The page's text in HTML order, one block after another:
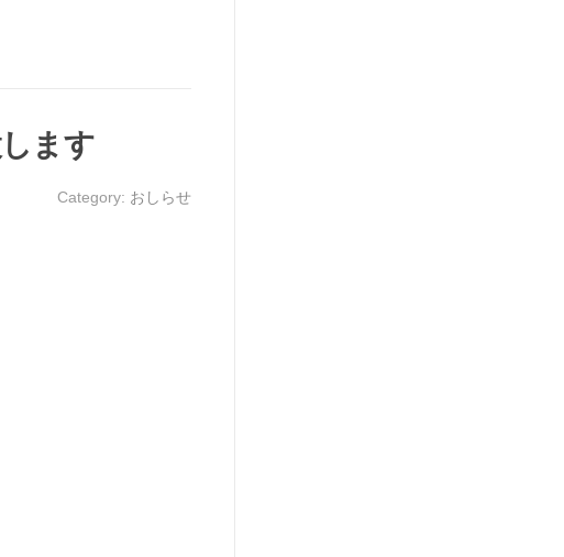
ます
Category: おしらせ